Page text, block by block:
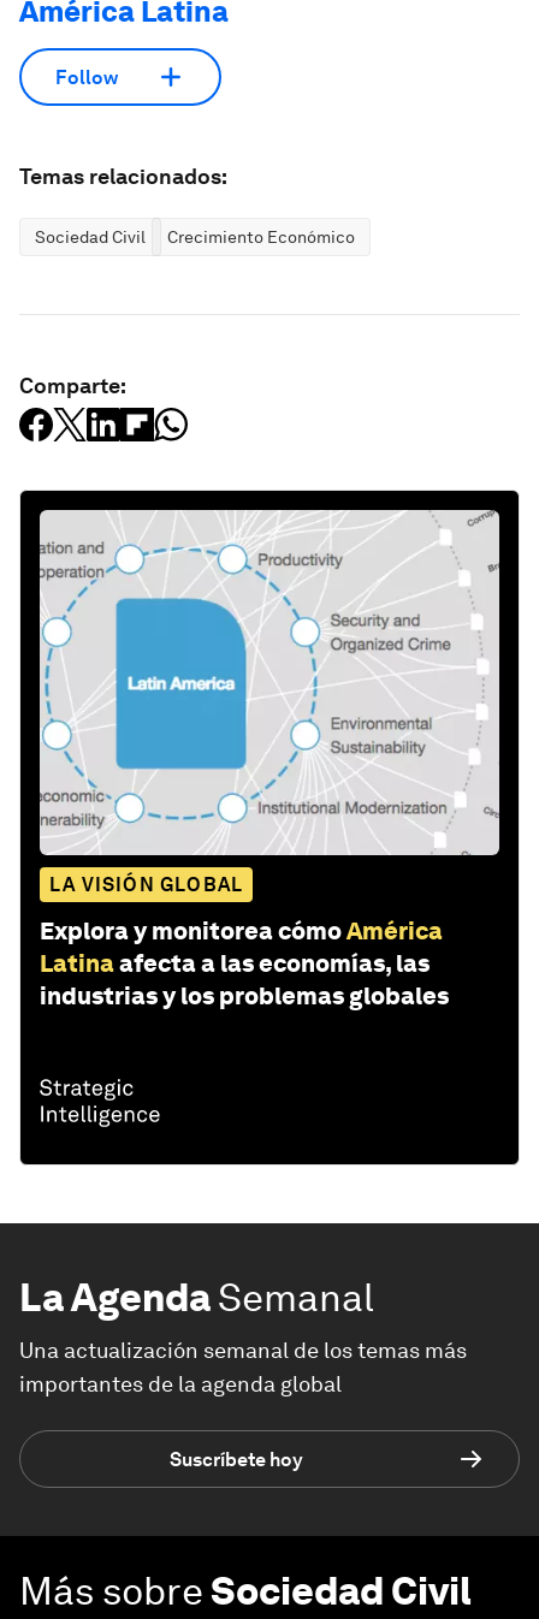
América Latina
Follow
Temas relacionados:
Sociedad Civil Crecimiento Económico
Comparte:
LA VISIÓN GLOBAL
Explora y monitorea cómoAmérica
Latinaafecta a las economías, las
industrias y los problemas globales
La AgendaSemanal
Una actualización semanal de los temas más
importantes de la agenda global
Suscríbete hoy
Más sobreSociedad Civil